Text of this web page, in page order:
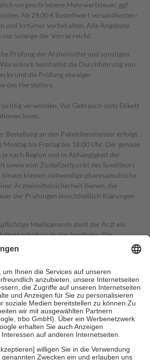
vorgeschriebene Mehrwertsteuer, ggf.
Ab 29,00 € Bestell­wert versand­kosten­
und Irrtümer vorbehalten. Alle Angebote
nur solange der Vorrat reicht.
Prüfung der Arzneimittel und sonstigen
beinhaltet die Durchführung von
und die Prüfung etwaiger
des Herstellers.
verwenden. Vor Gebrauch stets Etikett
lesen.
Bestellung an den Paketdienstleister erfolgt
Montag bis Freitag bis 18:00 Uhr. Der genaue
nach Region und in Abhängigkeit der
sowie vom Zustellzeitpunkt des Spediteurs
können notwendige pharmazeutische
Arzneimittelsicherheit dienen, die
der Prüfungen einschließlich Klärungen
Medikamente stellt der Arzt ein
erhält sie in der Apotheke. Die
übernimmt in der Regel die
trägt einen Teil davon als Zuzahlung
Mitglieder Zuzahlungen in Höhe von zehn
mindestens jedochfünf Euround
Es sind jedoch nie mehr als die tatsächlichen
entrichten.
auch für Online-Apotheken.
Krankenpflege beträgt die
der Kosten sowie zehn Euro je
Versicherten für ihre eigene Gesundheit zu